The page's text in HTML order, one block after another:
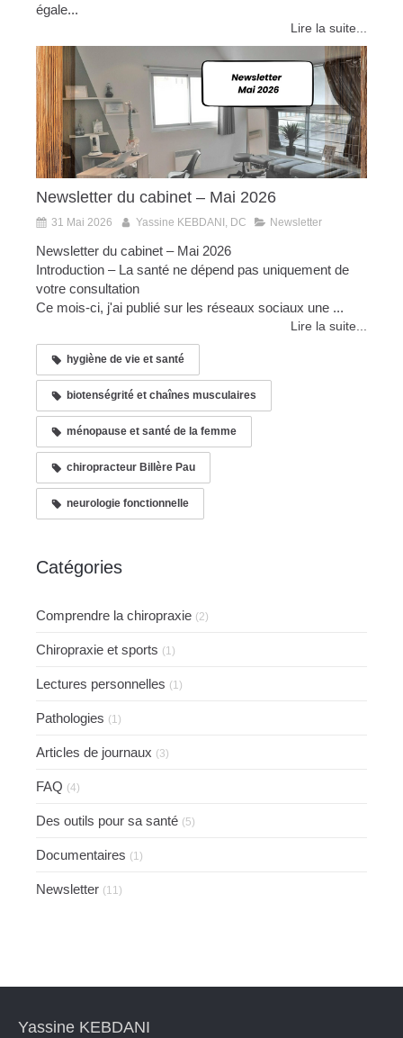
égale...
Lire la suite...
Newsletter du cabinet – Mai 2026
31 Mai 2026 Yassine KEBDANI, DC Newsletter
Newsletter du cabinet – Mai 2026
Introduction – La santé ne dépend pas uniquement de
votre consultation
Ce mois-ci, j'ai publié sur les réseaux sociaux une ...
Lire la suite...
hygiène de vie et santé
biotenségrité et chaînes musculaires
ménopause et santé de la femme
chiropracteur Billère Pau
neurologie fonctionnelle
Catégories
Comprendre la chiropraxie (2)
Chiropraxie et sports (1)
Lectures personnelles (1)
Pathologies (1)
Articles de journaux (3)
FAQ (4)
Des outils pour sa santé (5)
Documentaires (1)
Newsletter (11)
Yassine KEBDANI